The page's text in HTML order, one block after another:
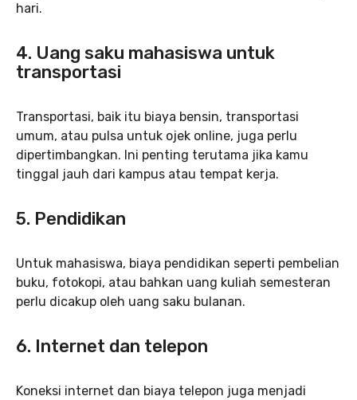
hari.
4. Uang saku mahasiswa untuk
transportasi
Transportasi, baik itu biaya bensin, transportasi
umum, atau pulsa untuk ojek online, juga perlu
dipertimbangkan. Ini penting terutama jika kamu
tinggal jauh dari kampus atau tempat kerja.
5. Pendidikan
Untuk mahasiswa, biaya pendidikan seperti pembelian
buku, fotokopi, atau bahkan uang kuliah semesteran
perlu dicakup oleh uang saku bulanan.
6. Internet dan telepon
Koneksi internet dan biaya telepon juga menjadi